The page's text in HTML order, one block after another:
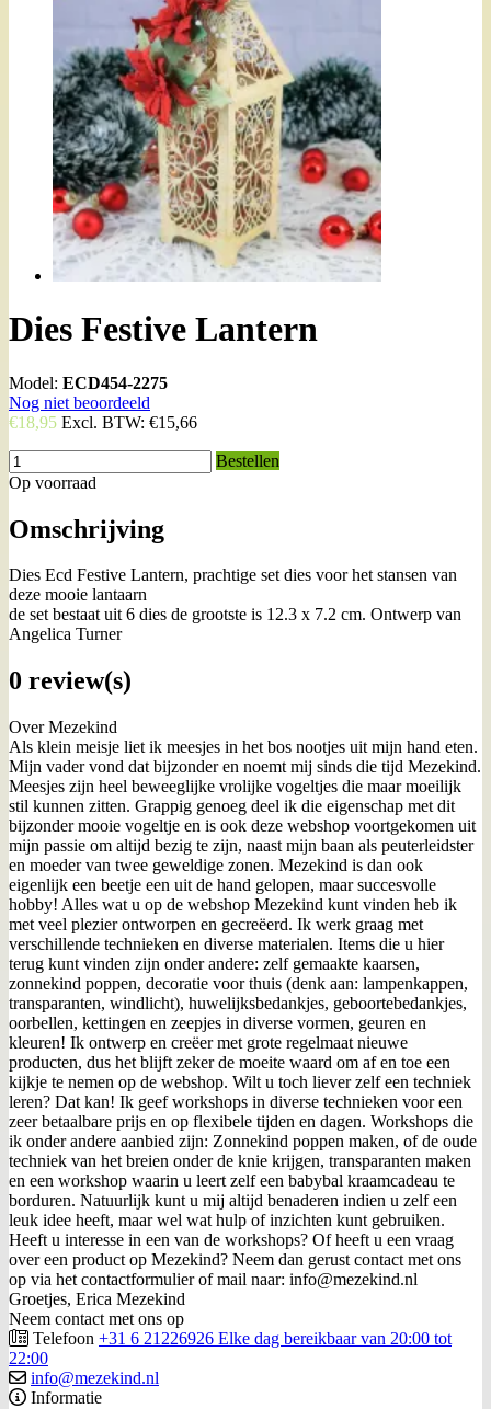
Dies Festive Lantern
Model: ECD454-2275
Nog niet beoordeeld
€18,95 Excl. BTW: €15,66
Bestellen
Op voorraad
Omschrijving
Dies Ecd Festive Lantern, prachtige set dies voor het stansen van
deze mooie lantaarn
de set bestaat uit 6 dies de grootste is 12.3 x 7.2 cm. Ontwerp van
Angelica Turner
0 review(s)
Over Mezekind
Als klein meisje liet ik meesjes in het bos nootjes uit mijn hand eten.
Mijn vader vond dat bijzonder en noemt mij sinds die tijd Mezekind.
Meesjes zijn heel beweeglijke vrolijke vogeltjes die maar moeilijk
stil kunnen zitten. Grappig genoeg deel ik die eigenschap met dit
bijzonder mooie vogeltje en is ook deze webshop voortgekomen uit
mijn passie om altijd bezig te zijn, naast mijn baan als peuterleidster
en moeder van twee geweldige zonen. Mezekind is dan ook
eigenlijk een beetje een uit de hand gelopen, maar succesvolle
hobby! Alles wat u op de webshop Mezekind kunt vinden heb ik
met veel plezier ontworpen en gecreëerd. Ik werk graag met
verschillende technieken en diverse materialen. Items die u hier
terug kunt vinden zijn onder andere: zelf gemaakte kaarsen,
zonnekind poppen, decoratie voor thuis (denk aan: lampenkappen,
transparanten, windlicht), huwelijksbedankjes, geboortebedankjes,
oorbellen, kettingen en zeepjes in diverse vormen, geuren en
kleuren! Ik ontwerp en creëer met grote regelmaat nieuwe
producten, dus het blijft zeker de moeite waard om af en toe een
kijkje te nemen op de webshop. Wilt u toch liever zelf een techniek
leren? Dat kan! Ik geef workshops in diverse technieken voor een
zeer betaalbare prijs en op flexibele tijden en dagen. Workshops die
ik onder andere aanbied zijn: Zonnekind poppen maken, of de oude
techniek van het breien onder de knie krijgen, transparanten maken
en een workshop waarin u leert zelf een babybal kraamcadeau te
borduren. Natuurlijk kunt u mij altijd benaderen indien u zelf een
leuk idee heeft, maar wel wat hulp of inzichten kunt gebruiken.
Heeft u interesse in een van de workshops? Of heeft u een vraag
over een product op Mezekind? Neem dan gerust contact met ons
op via het contactformulier of mail naar: info@mezekind.nl
Groetjes, Erica Mezekind
Neem contact met ons op
Telefoon +31 6 21226926 Elke dag bereikbaar van 20:00 tot
22:00
info@mezekind.nl
Informatie